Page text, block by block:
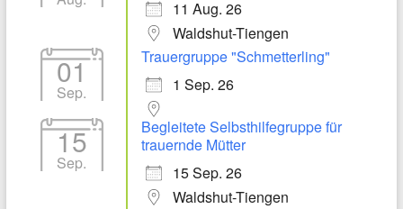
11 Aug. 26
Waldshut-Tiengen
01
Sep.
Trauergruppe "Schmetterling"
1 Sep. 26
15
Sep.
Begleitete Selbsthilfegruppe für
trauernde Mütter
15 Sep. 26
Waldshut-Tiengen